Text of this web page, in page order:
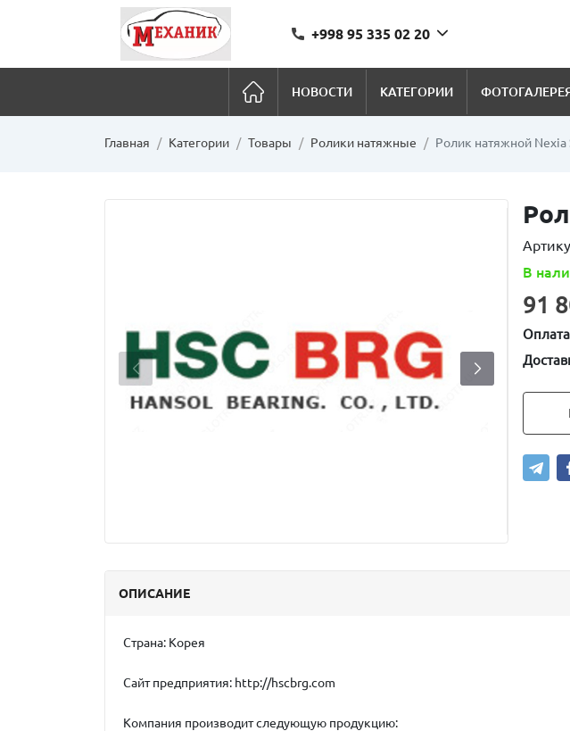
+998 95 335 02 20
НОВОСТИ КАТЕГОРИИ
Главная Категории Товары Ролики натяжные Ролик натяжной Nexia
В
91
ОПИСАНИЕ
Страна: Корея
Сайт предприятия: http://hscbrg.com
Компания производит следующую продукцию: